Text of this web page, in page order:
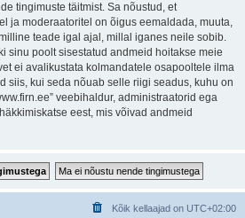
tingimuste täitmist. Sa nõustud, et
ja moderaatoritel on õigus eemaldada, muuta,
teade igal ajal, millal iganes neile sobib.
sinu poolt sisestatud andmeid hoitakse meie
ei avalikustata kolmandatele osapooltele ilma
siis, kui seda nõuab selle riigi seadus, kuhu on
veebihaldur, administraatorid ega
eest, mis võivad andmeid
Kõik kellaajad on UTC+02:00